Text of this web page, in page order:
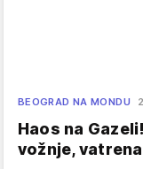
BEOGRAD NA MONDU
Haos na
vožnje,